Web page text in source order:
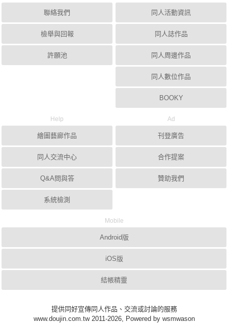
聯絡我們
檢舉與回報
許願池
同人活動資訊
同人誌作品
同人周邊作品
同人數位作品
BOOKY
Help
繪圖藝廊作品
同人交流中心
Q&A問與答
系統檢測
Ad
刊登廣告
合作提案
贊助我們
Mobile
Android版
iOS版
結帳精靈
提供同好宣傳同人作品、交流或討論的服務
www.doujin.com.tw 2011-2026, Powered by wsmwason